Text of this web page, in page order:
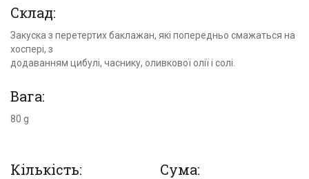
Склад:
Закуска з перетертих баклажан, які попередньо смажаться на
хоспері, з
додаванням цибулі, часнику, оливкової олії і солі.
Вага:
80 g
Кількість: Сума: